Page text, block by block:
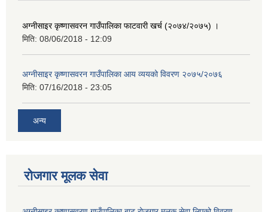
अग्नीसाइर कृष्णासवरन गाउँपालिका फाटवारी खर्च (२०७४/२०७५) ।
मिति: 08/06/2018 - 12:09
अग्नीसाइर कृष्णासवरन गाउँपालिका आय व्ययको विवरण २०७५/२०७६
मिति: 07/16/2018 - 23:05
अन्य
रोजगार मूलक सेवा